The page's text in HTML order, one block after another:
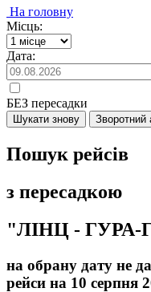
На головну
Місць:
Дата:
БЕЗ пересадки
Шукати знову Зворотний
Пошук рейсів
з пересадкою
"ЛІНЦ -
на обрану дату не
рейси на 10 серпня